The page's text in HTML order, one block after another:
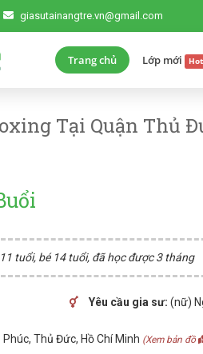
giasutainangtre.vn@gmail.com
Trang chủ Lớp mới Hot
Tại Quận Thủ
tuổi, bé 14 tuổi, đã học được 3 tháng
Yêu cầu gia sư: (nữ)
Phúc, Thủ Đức, Hồ Chí Minh (Xem bản đồ